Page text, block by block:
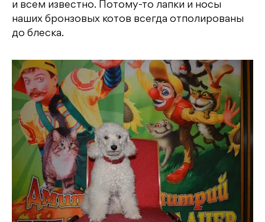
и всем известно. Потому-то лапки и носы
наших бронзовых котов всегда отполированы
до блеска.